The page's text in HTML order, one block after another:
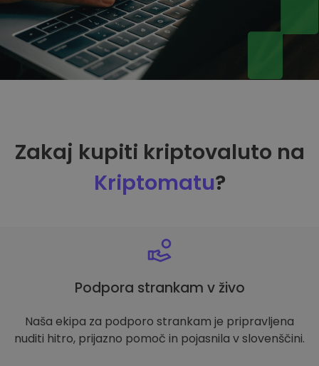
Zakaj kupiti kriptovaluto na
Kriptomatu?
Podpora strankam v živo
Naša ekipa za podporo strankam je pripravljena
nuditi hitro, prijazno pomoč in pojasnila v slovenščini.